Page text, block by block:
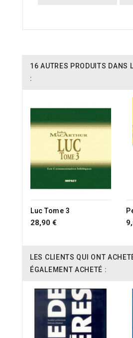
16 AUTRES PRODUITS DANS
:
Luc Tome 3
28,90 €
LES CLIENTS QUI ONT
ÉGALEMENT ACHETÉ :